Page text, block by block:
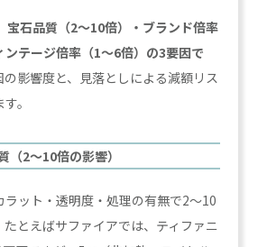
宝石品質（2〜10倍）・ブランド倍率
ンテージ倍率（1〜6倍）の3要因で
の影響度と、見落としによる減額リス
。
2〜10倍の影響）
ット・透明度・処理の有無で2〜10
とえばサファイアでは、ティファニ